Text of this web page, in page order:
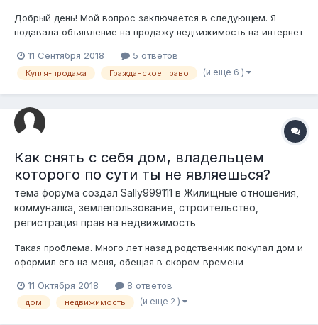
Добрый день! Мой вопрос заключается в следующем. Я
подавала объявление на продажу недвижимость на интернет
Риэлтор. Между ними заключен договор, где указывается
что Покупатель обязуется уплатить сумму за оказание
11 Сентября 2018 5 ответов
Купля-продажа Гражданское право (и еще 6 )
Как снять с себя дом, владельцем
которого по сути ты не являешься?
тема форума создал Sally999111 в Жилищные отношения,
коммуналка, землепользование, строительство,
регистрация прав на недвижимость
Такая проблема. Много лет назад родственник покупал дом и
оформил его на меня, обещая в скором времени
одиночка и хочу встать на очередь на жилье, но по
документам, я являюсь владелицей дома (естественно,
11 Октября 2018 8 ответов
дом недвижимость (и еще 2 )